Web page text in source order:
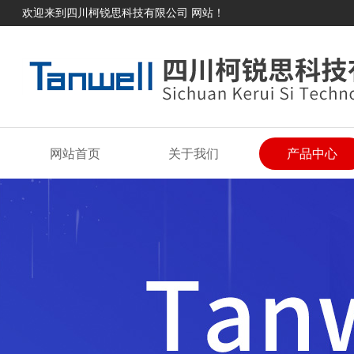
欢迎来到四川柯锐思科技有限公司 网站！
网站首页 关于我们 产品中心